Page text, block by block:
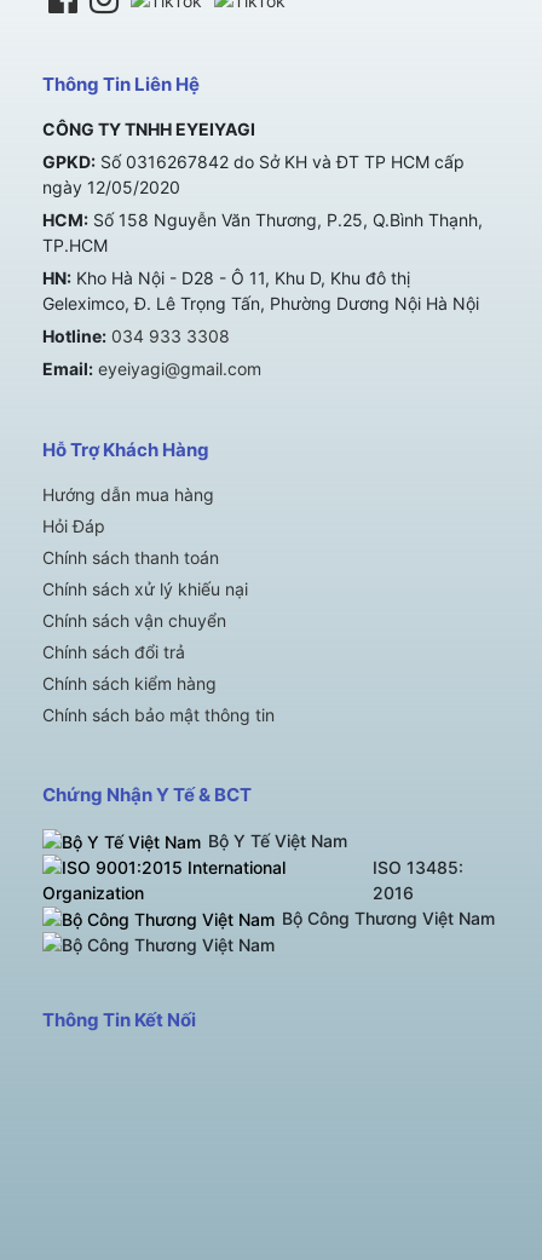
Thông Tin Liên Hệ
CÔNG TY TNHH EYEIYAGI
GPKD: Số 0316267842 do Sở KH và ĐT TP HCM cấp
ngày 12/05/2020
HCM: Số 158 Nguyễn Văn Thương, P.25, Q.Bình Thạnh,
TP.HCM
HN: Kho Hà Nội - D28 - Ô 11, Khu D, Khu đô thị
Geleximco, Đ. Lê Trọng Tấn, Phường Dương Nội Hà Nội
Hotline: 034 933 3308
Email: eyeiyagi@gmail.com
Hỗ Trợ Khách Hàng
Hướng dẫn mua hàng
Hỏi Đáp
Chính sách thanh toán
Chính sách xử lý khiếu nại
Chính sách vận chuyển
Chính sách đổi trả
Chính sách kiểm hàng
Chính sách bảo mật thông tin
Chứng Nhận Y Tế & BCT
Bộ Y Tế Việt Nam
ISO 13485:
2016
Bộ Công Thương Việt Nam
Thông Tin Kết Nối